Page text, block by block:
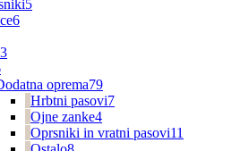
5
6
oprema79
Hrbtni pasovi7
Ojne zanke4
Oprsniki in vratni pasovi11